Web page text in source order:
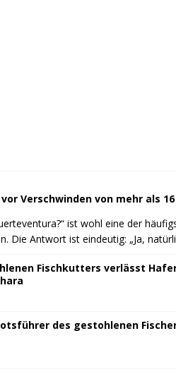
Verschwinden von mehr als
ist wohl eine der
Die Antwort ist eindeutig: „Ja,
Fischkutters verlässt
des gestohlenen